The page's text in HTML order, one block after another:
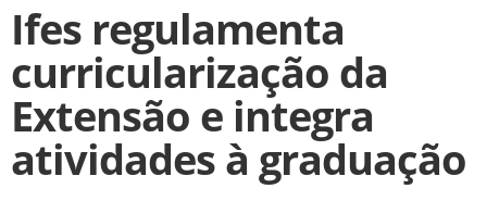
Ifes regulamenta
curricularização da
Extensão e integra
atividades à graduação